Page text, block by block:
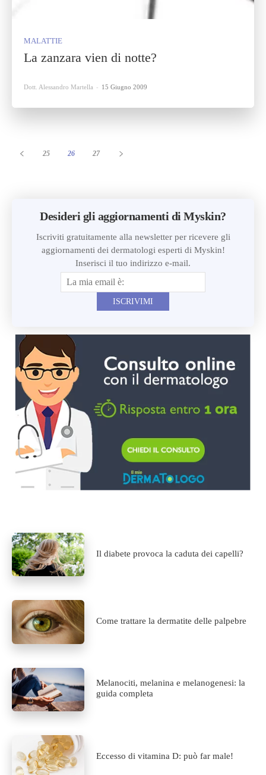
MALATTIE
La zanzara vien di notte?
Dott. Alessandro Martella - 15 Giugno 2009
25 26 27
Desideri gli aggiornamenti di Myskin?
Iscriviti gratuitamente alla newsletter per ricevere gli
aggiornamenti dei dermatologi esperti di Myskin!
Inserisci il tuo indirizzo e-mail.
ISCRIVIMI
Il diabete provoca la caduta dei capelli?
Come trattare la dermatite delle palpebre
Melanociti, melanina e melanogenesi: la
guida completa
Eccesso di vitamina D: può far male!